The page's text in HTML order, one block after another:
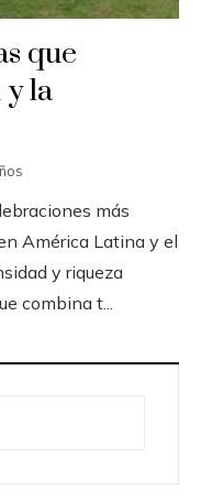
que
la
más
América Latina y el
y riqueza
combina t...